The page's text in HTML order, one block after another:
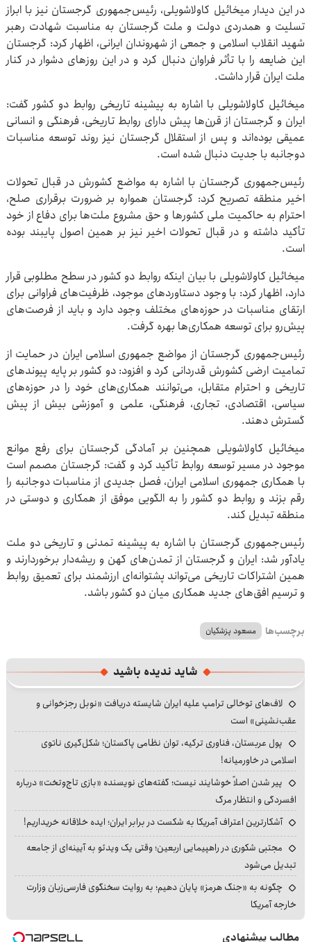
در این دیدار میخائیل کاولاشویلی، رئیس‌جمهوری گرجستان نیز با ابراز
تسلیت و همدردی دولت و ملت گرجستان به مناسبت شهادت رهبر
شهید انقلاب اسلامی و جمعی از شهروندان ایرانی، اظهار کرد: گرجستان
این ضایعه را با تأثر فراوان دنبال کرد و در این روزهای دشوار در کنار
ملت ایران قرار داشت.
میخائیل کاولاشویلی با اشاره به پیشینه تاریخی روابط دو کشور گفت:
ایران و گرجستان از قرن‌ها پیش دارای روابط تاریخی، فرهنگی و انسانی
عمیقی بوده‌اند و پس از استقلال گرجستان نیز روند توسعه مناسبات
دوجانبه با جدیت دنبال شده است.
رئیس‌جمهوری گرجستان با اشاره به مواضع کشورش در قبال تحولات
اخیر منطقه تصریح کرد: گرجستان همواره بر ضرورت برقراری صلح،
احترام به حاکمیت ملی کشورها و حق مشروع ملت‌ها برای دفاع از خود
تأکید داشته و در قبال تحولات اخیر نیز بر همین اصول پایبند بوده
است.
میخائیل کاولاشویلی با بیان اینکه روابط دو کشور در سطح مطلوبی قرار
دارد، اظهار کرد: با وجود دستاوردهای موجود، ظرفیت‌های فراوانی برای
ارتقای مناسبات در حوزه‌های مختلف وجود دارد و باید از فرصت‌های
پیش‌رو برای توسعه همکاری‌ها بهره گرفت.
رئیس‌جمهوری گرجستان از مواضع جمهوری اسلامی ایران در حمایت از
تمامیت ارضی کشورش قدردانی کرد و افزود: دو کشور بر پایه پیوندهای
تاریخی و احترام متقابل، می‌توانند همکاری‌های خود را در حوزه‌های
سیاسی، اقتصادی، تجاری، فرهنگی، علمی و آموزشی بیش از پیش
گسترش دهند.
میخائیل کاولاشویلی همچنین بر آمادگی گرجستان برای رفع موانع
موجود در مسیر توسعه روابط تأکید کرد و گفت: گرجستان مصمم است
با همکاری جمهوری اسلامی ایران، فصل جدیدی از مناسبات دوجانبه را
رقم بزند و روابط دو کشور را به الگویی موفق از همکاری و دوستی در
منطقه تبدیل کند.
رئیس‌جمهوری گرجستان با اشاره به پیشینه تمدنی و تاریخی دو ملت
یادآور شد: ایران و گرجستان از تمدن‌های کهن و ریشه‌دار برخوردارند و
همین اشتراکات تاریخی می‌تواند پشتوانه‌ای ارزشمند برای تعمیق روابط
و ترسیم افق‌های جدید همکاری میان دو کشور باشد.
برچسب‌ها مسعود پزشکیان
شاید ندیده باشید
لاف‌های توخالی ترامپ علیه ایران شایسته دریافت «نوبل رجزخوانی و
عقب‌نشینی» است
پول عربستان، فناوری ترکیه، توان نظامی پاکستان؛ شکل‌گیری ناتوی
اسلامی در خاورمیانه!
پیر شدن اصلاً خوشایند نیست؛ گفته‌های نویسنده «بازی تاج‌وتخت» درباره
افسردگی و انتظار مرگ
آشکارترین اعتراف آمریکا به شکست در برابر ایران؛ ایده خلاقانه خریداریم!
مجتبی شکوری در راهپیمایی اربعین؛ وقتی یک ویدئو به آیینه‌ای از جامعه
تبدیل می‌شود
چگونه به «جنگ هرمز» پایان دهیم؛ به روایت سخنگوی فارسی‌زبان وزارت
خارجه آمریکا
مطالب پیشنهادی